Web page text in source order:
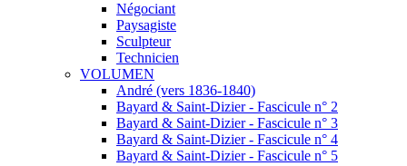
Négociant
Paysagiste
Sculpteur
Technicien
VOLUMEN
André (vers 1836-1840)
Bayard & Saint-Dizier - Fascicule n° 2
Bayard & Saint-Dizier - Fascicule n° 3
Bayard & Saint-Dizier - Fascicule n° 4
Bayard & Saint-Dizier - Fascicule n° 5